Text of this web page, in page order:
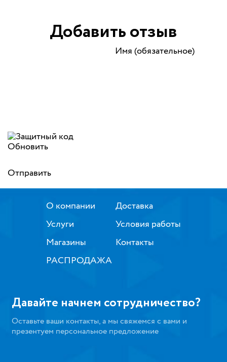
Добавить отзыв
Имя (обязательное)
Обновить
Отправить
О компании
Услуги
Магазины
РАСПРОДАЖА
Доставка
Условия работы
Контакты
Давайте начнем сотрудничество?
Оставьте ваши контакты, а мы свяжемся с вами и
презентуем персональное предложение